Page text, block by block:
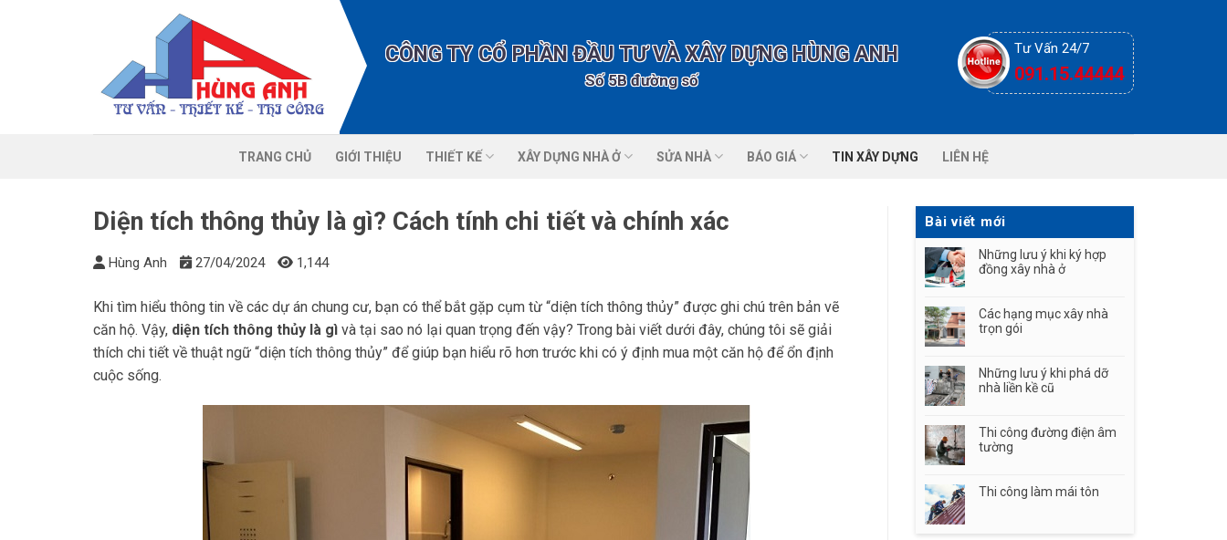
CÔNG TY CỔ PHẦN ĐẦU TƯ VÀ XÂY DỰNG HÙNG ANH
Số 5B đường số 1 nhà vườn 2 KĐT
Tư Vấn 24/7
091.15.44444
TRANG CHỦ GIỚI THIỆU THIẾT KẾ XÂY DỰNG NHÀ Ở SỬA NHÀ BÁO GIÁ TIN XÂY DỰNG LIÊN HỆ
Diện tích thông thủy là gì? Cách tính chi tiết và chính xác
Hùng Anh 27/04/2024 1,144
Khi tìm hiểu thông tin về các dự án chung cư, bạn có thể bắt gặp cụm từ “diện tích thông thủy” được ghi chú trên bản vẽ
căn hộ. Vậy, diện tích thông thủy là gì và tại sao nó lại quan trọng đến vậy? Trong bài viết dưới đây, chúng tôi sẽ giải
thích chi tiết về thuật ngữ “diện tích thông thủy” để giúp bạn hiểu rõ hơn trước khi có ý định mua một căn hộ để ổn định
cuộc sống.
Bài viết mới
Những lưu ý khi ký hợp
đồng xây nhà ở
Các hạng mục xây nhà
trọn gói
Những lưu ý khi phá dỡ
nhà liền kề cũ
Thi công đường điện âm
tường
Thi công làm mái tôn